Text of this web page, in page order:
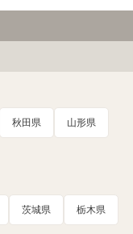
秋田県 山形県
茨城県 栃木県